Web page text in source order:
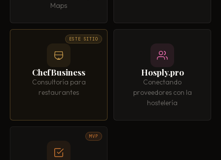
Maps
ChefBusiness
Consultoría para
restaurantes
ESTE SITIO
Hosply.pro
Conectando
proveedores con la
hostelería
MVP